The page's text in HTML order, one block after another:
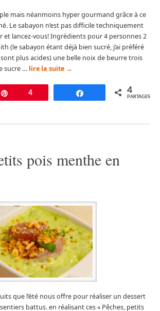
mais néanmoins hyper gourmand grâce à ce
Le sabayon n’est pas difficile techniquement
et lancez-vous! Ingrédients pour 4 personnes 2
(le sabayon étant déjà bien sucré, j’ai préféré
plus acides) une belle noix de beurre trois
sucre … lire la suite →
Épingle
4 Partagez 4
PARTAGES
pois menthe en
que l’été nous offre pour réaliser un dessert
battus. en réalisant ces « Pêches, petits